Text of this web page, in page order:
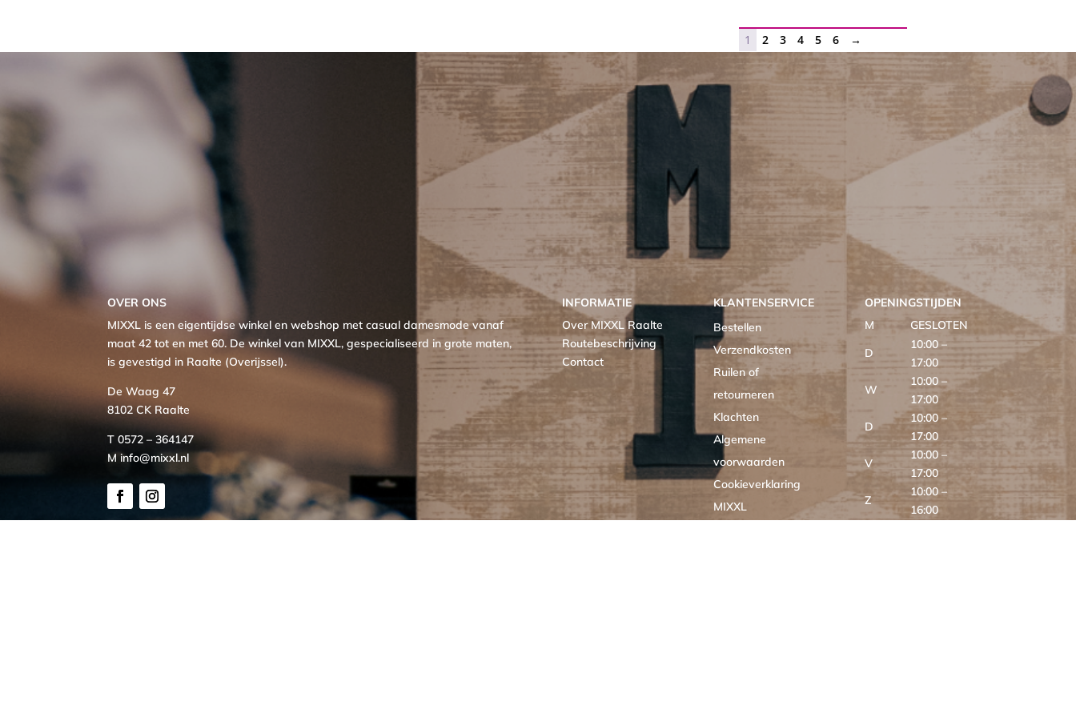
€ 67,95.€ 33,98.
1
2 3 4 5 6 →
OVER ONS
MIXXL is een eigentijdse winkel en webshop met casual damesmode vanaf
maat 42 tot en met 60. De winkel van MIXXL, gespecialiseerd in grote maten,
is gevestigd in Raalte (Overijssel).
De Waag 47
8102 CK Raalte
T 0572 – 364147
M info@mixxl.nl
INFORMATIE
Over MIXXL Raalte
Routebeschrijving
Contact
KLANTENSERVICE
Bestellen
Verzendkosten
Ruilen of
retourneren
Klachten
Algemene
voorwaarden
Cookieverklaring
MIXXL
OPENINGSTIJDEN
M
GESLOTEN
D
10:00 –
17:00
W
10:00 –
17:00
D
10:00 –
17:00
V
10:00 –
17:00
Z
10:00 –
16:00